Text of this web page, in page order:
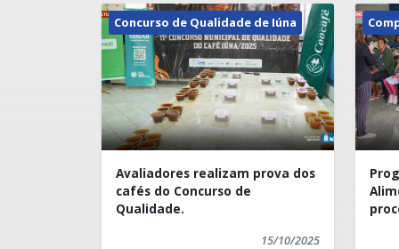
Concurso de Qualidade de Iúna
Avaliadores realizam prova dos
cafés do Concurso de
Qualidade.
15/10/2025